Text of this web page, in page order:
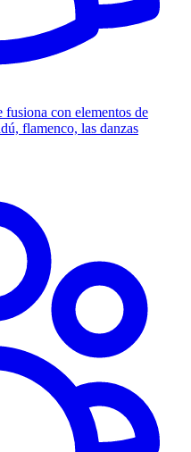
fusiona con elementos de
flamenco, las danzas